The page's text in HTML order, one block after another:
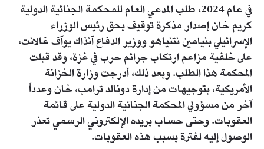
في عام 2024، طلب المدعي العام للمحكمة الجنائية الدولية
كريم خان إصدار مذكرة توقيف بحق رئيس الوزراء
الإسرائيلي بنيامين نتنياهو ووزير الدفاع آنذاك يوآف غالانت،
على خلفية مزاعم ارتكاب جرائم حرب في غزة، وقد قبلت
المحكمة هذا الطلب. وبعد ذلك، أدرجت وزارة الخزانة
الأمريكية، بتوجيهات من إدارة دونالد ترامب، خان وعدداً
آخر من مسؤولي المحكمة الجنائية الدولية على قائمة
العقوبات. وحتى حساب بريده الإلكتروني الرسمي تعذر
الوصول إليه لفترة بسبب هذه العقوبات.